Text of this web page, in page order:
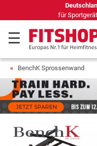
Seit 42
BenchK Sprossenwand